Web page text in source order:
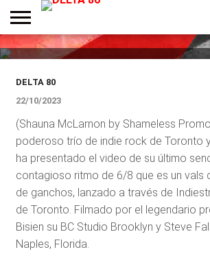
ENTREVISTAS
PREMIOS
PRODUCCIONES
PROGRAMACION
CONTACTO
HOMEPAGE
El poderoso trío On
video «Gator»
DELTA 80
22/10/2023
(Shauna McLarnon by Shameless
poderoso trío de indie rock de Toronto y
ha presentado el video de su último
contagioso ritmo de 6/8 que es un vals
de ganchos, lanzado a través de
de Toronto. Filmado por el legendario
Bisien su BC Studio Brooklyn y Steve
Naples, Florida.